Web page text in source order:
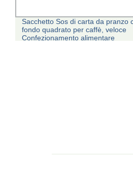
Sacchetto Sos di carta da pranzo
fondo quadrato per caffè, veloce
Confezionamento alimentare